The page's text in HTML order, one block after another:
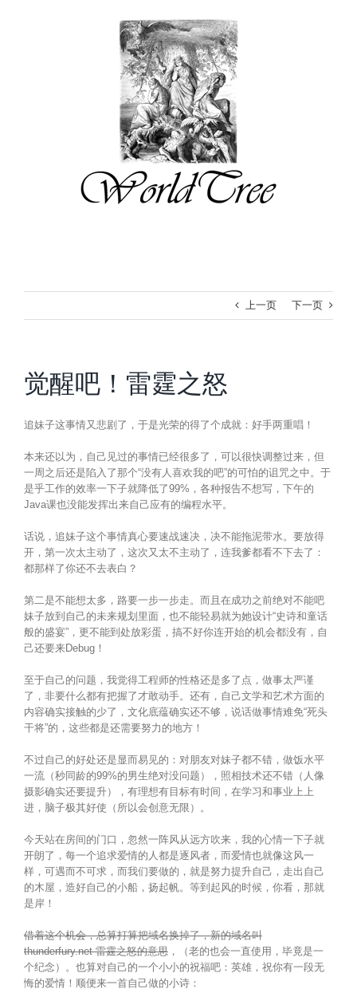
上一页 下一页
觉醒吧！雷霆之怒
追妹子这事情又悲剧了，于是光荣的得了个成就：好手两重唱！
本来还以为，自己见过的事情已经很多了，可以很快调整过来，但
一周之后还是陷入了那个“没有人喜欢我的吧”的可怕的诅咒之中。于
是乎工作的效率一下子就降低了99%，各种报告不想写，下午的
Java课也没能发挥出来自己应有的编程水平。
话说，追妹子这个事情真心要速战速决，决不能拖泥带水。要放得
开，第一次太主动了，这次又太不主动了，连我爹都看不下去了：
都那样了你还不去表白？
第二是不能想太多，路要一步一步走。而且在成功之前绝对不能吧
妹子放到自己的未来规划里面，也不能轻易就为她设计“史诗和童话
般的盛宴”，更不能到处放彩蛋，搞不好你连开始的机会都没有，自
己还要来Debug！
至于自己的问题，我觉得工程师的性格还是多了点，做事太严谨
了，非要什么都有把握了才敢动手。还有，自己文学和艺术方面的
内容确实接触的少了，文化底蕴确实还不够，说话做事情难免“死头
干将”的，这些都是还需要努力的地方！
不过自己的好处还是显而易见的：对朋友对妹子都不错，做饭水平
一流（秒同龄的99%的男生绝对没问题），照相技术还不错（人像
摄影确实还要提升），有理想有目标有时间，在学习和事业上上
进，脑子极其好使（所以会创意无限）。
今天站在房间的门口，忽然一阵风从远方吹来，我的心情一下子就
开朗了，每一个追求爱情的人都是逐风者，而爱情也就像这风一
样，可遇而不可求，而我们要做的，就是努力提升自己，走出自己
的木屋，造好自己的小船，扬起帆。等到起风的时候，你看，那就
是岸！
借着这个机会，总算打算把域名换掉了，新的域名叫
thunderfury.net 雷霆之怒的意思 ，（老的也会一直使用，毕竟是一
个纪念）。也算对自己的一个小小的祝福吧：英雄，祝你有一段无
悔的爱情！顺便来一首自己做的小诗：